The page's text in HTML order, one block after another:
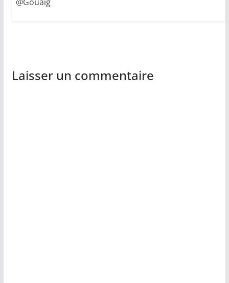
Laisser un commentaire